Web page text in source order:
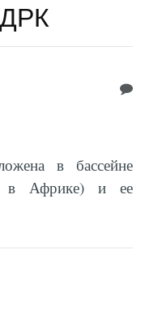
в бассейне
в Африке) и ее